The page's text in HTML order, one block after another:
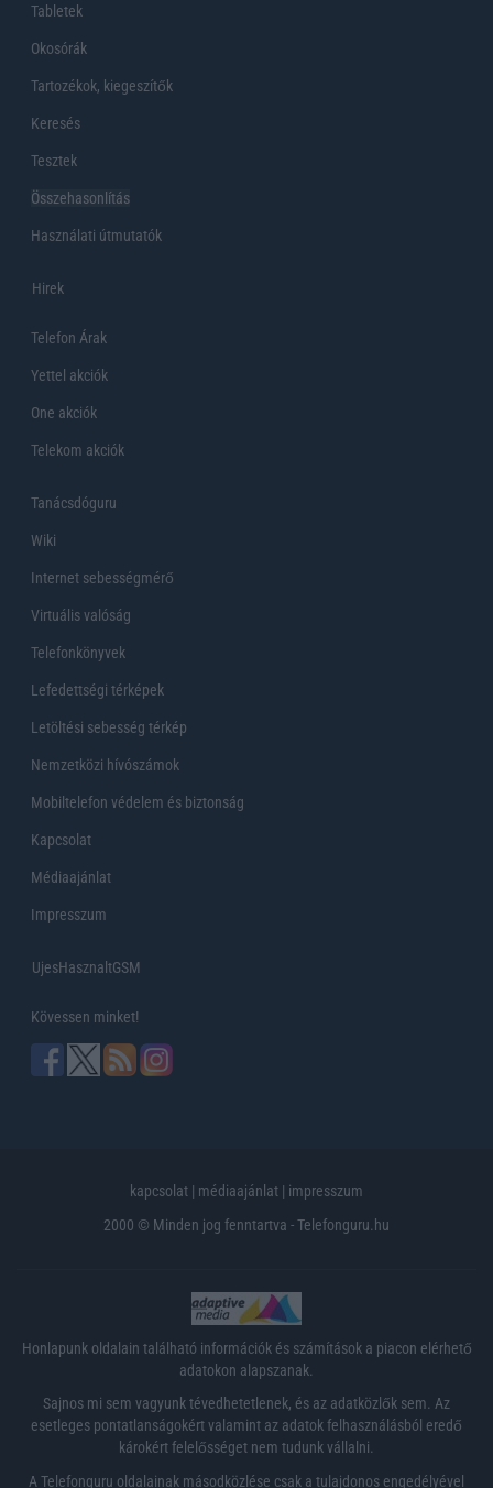
Tabletek
Okosórák
Tartozékok, kiegeszítők
Keresés
Tesztek
Összehasonlítás
Használati útmutatók
Hirek
Telefon Árak
Yettel akciók
One akciók
Telekom akciók
Tanácsdóguru
Wiki
Internet sebességmérő
Virtuális valóság
Telefonkönyvek
Lefedettségi térképek
Letöltési sebesség térkép
Nemzetközi hívószámok
Mobiltelefon védelem és biztonság
Kapcsolat
Médiaajánlat
Impresszum
UjesHasznaltGSM
Kövessen minket!
kapcsolat | médiaajánlat | impresszum
2000 © Minden jog fenntartva - Telefonguru.hu
Honlapunk oldalain található információk és számítások a piacon elérhető
adatokon alapszanak.
Sajnos mi sem vagyunk tévedhetetlenek, és az adatközlők sem. Az
esetleges pontatlanságokért valamint az adatok felhasználásból eredő
károkért felelősséget nem tudunk vállalni.
A Telefonguru oldalainak másodközlése csak a tulajdonos engedélyével